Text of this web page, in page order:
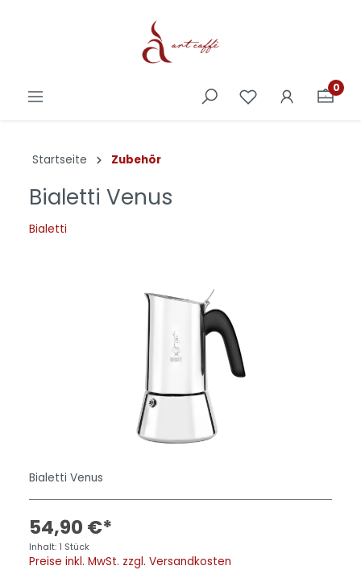
0
Startseite Zubehör
Bialetti Venus
Bialetti
Bialetti Venus
54,90 €*
Inhalt: 1 Stück
Preise inkl. MwSt. zzgl. Versandkosten